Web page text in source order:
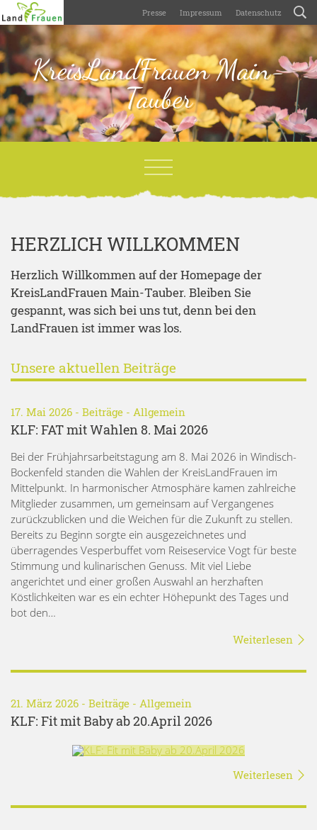
Presse Impressum Datenschutz
KreisLandFrauen Main-
Tauber
HERZLICH WILLKOMMEN
Herzlich Willkommen auf der Homepage der
KreisLandFrauen Main-Tauber. Bleiben Sie
gespannt, was sich bei uns tut, denn bei den
LandFrauen ist immer was los.
Unsere aktuellen Beiträge
17. Mai 2026 - Beiträge - Allgemein
KLF: FAT mit Wahlen 8. Mai 2026
Bei der Frühjahrsarbeitstagung am 8. Mai 2026 in Windisch-
Bockenfeld standen die Wahlen der KreisLandFrauen im
Mittelpunkt. In harmonischer Atmosphäre kamen zahlreiche
Mitglieder zusammen, um gemeinsam auf Vergangenes
zurückzublicken und die Weichen für die Zukunft zu stellen.
Bereits zu Beginn sorgte ein ausgezeichnetes und
überragendes Vesperbuffet vom Reiseservice Vogt für beste
Stimmung und kulinarischen Genuss. Mit viel Liebe
angerichtet und einer großen Auswahl an herzhaften
Köstlichkeiten war es ein echter Höhepunkt des Tages und
bot den…
Weiterlesen
21. März 2026 - Beiträge - Allgemein
KLF: Fit mit Baby ab 20.April 2026
Weiterlesen